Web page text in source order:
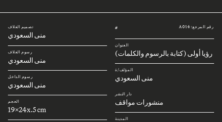
رقم المرجع: A014 #
العنوان
رؤيا أولى (كتابة بالرسوم والكلمات)
المؤلف/ة
منى السعودي
دار النشر
منشورات مواقف
المدينة
تصميم الغلاف
منى السعودي
رسوم الغلاف
منى السعودي
رسوم الداخل
منى السعودي
الحجم
19x24x.5 cm